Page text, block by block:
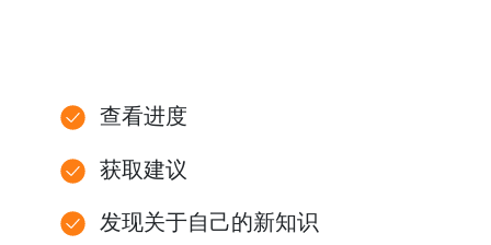
查看进度
获取建议
发现关于自己的新知识